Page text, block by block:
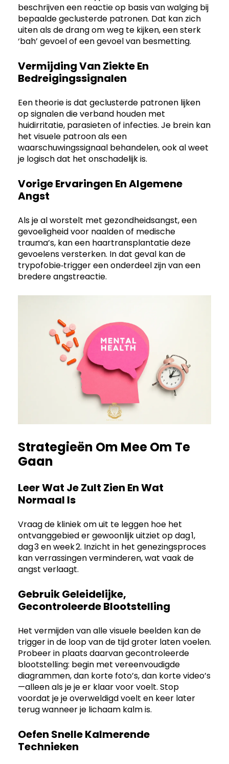
beschrijven een reactie op basis van walging bij
bepaalde geclusterde patronen. Dat kan zich
uiten als de drang om weg te kijken, een sterk
‘bah’ gevoel of een gevoel van besmetting.
Vermijding Van Ziekte En
Bedreigingssignalen
Een theorie is dat geclusterde patronen lijken
op signalen die verband houden met
huidirritatie, parasieten of infecties. Je brein kan
het visuele patroon als een
waarschuwingssignaal behandelen, ook al weet
je logisch dat het onschadelijk is.
Vorige Ervaringen En Algemene
Angst
Als je al worstelt met gezondheidsangst, een
gevoeligheid voor naalden of medische
trauma’s, kan een haartransplantatie deze
gevoelens versterken. In dat geval kan de
trypofobie‑trigger een onderdeel zijn van een
bredere angstreactie.
Strategieën Om Mee Om Te
Gaan
Leer Wat Je Zult Zien En Wat
Normaal Is
Vraag de kliniek om uit te leggen hoe het
ontvanggebied er gewoonlijk uitziet op dag 1,
dag 3 en week 2. Inzicht in het genezingsproces
kan verrassingen verminderen, wat vaak de
angst verlaagt.
Gebruik Geleidelijke,
Gecontroleerde Blootstelling
Het vermijden van alle visuele beelden kan de
trigger in de loop van de tijd groter laten voelen.
Probeer in plaats daarvan gecontroleerde
blootstelling: begin met vereenvoudigde
diagrammen, dan korte foto’s, dan korte video’s
—alleen als je je er klaar voor voelt. Stop
voordat je je overweldigd voelt en keer later
terug wanneer je lichaam kalm is.
Oefen Snelle Kalmerende
Technieken